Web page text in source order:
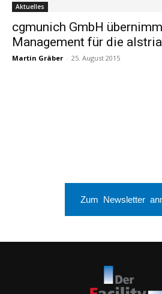
Aktuelles
cgmunich GmbH
Management für die
Martin Gräber - 25. August 2015
Zum Newsletter